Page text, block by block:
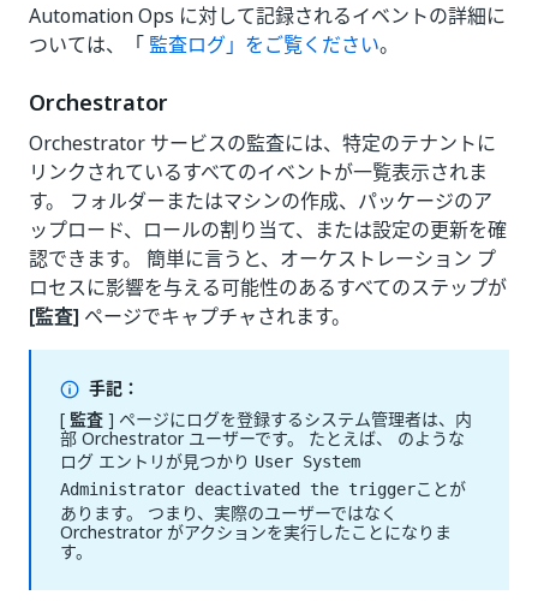
Automation Ops に対して記録されるイベントの詳細に
ついては、「監査ログ」をご覧ください。
Orchestrator
Orchestrator サービスの監査には、特定のテナントに
リンクされているすべてのイベントが一覧表示されま
す。 フォルダーまたはマシンの作成、パッケージのア
ップロード、ロールの割り当て、または設定の更新を確
認できます。 簡単に言うと、オーケストレーション プ
ロセスに影響を与える可能性のあるすべてのステップが
[監査] ページでキャプチャされます。
手記：
[ 監査] ページにログを登録するシステム管理者は、内
部 Orchestrator ユーザーです。 たとえば、 のような
ログ エントリが見つかり User System
Administrator deactivated the triggerことが
あります。 つまり、実際のユーザーではなく
Orchestrator がアクションを実行したことになりま
す。